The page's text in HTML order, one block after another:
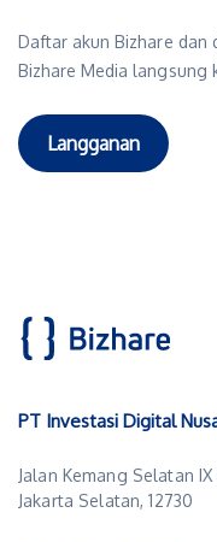
Daftar akun Bizhare dan
Bizhare Media langsung
Langganan
PT Investasi Digital
Jalan Kemang Selatan
Jakarta Selatan, 12730